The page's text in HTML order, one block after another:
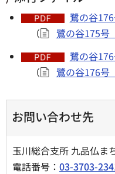
鷺の谷
（
鷺の谷175号
鷺の谷
（
鷺の谷176号
お問い合わせ先
玉川総合支所 九品仏ま
電話番号： 03-3703-